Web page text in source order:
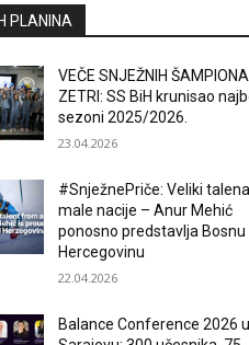
PLANINA
VEČE SNJEŽNIH
ZETRI: SS BiH krunisao
sezoni 2025/2026.
23.04.2026
#SnježnePriče: Veliki
male nacije – Anur Mehić
ponosno predstavlja Bosnu
Hercegovinu
22.04.2026
Balance Conference 2026 u